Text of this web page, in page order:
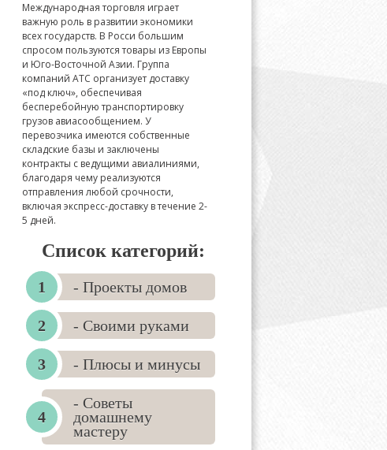
Международная торговля играет
важную роль в развитии экономики
всех государств. В Росси большим
спросом пользуются товары из Европы
и Юго-Восточной Азии. Группа
компаний АТС организует доставку
«под ключ», обеспечивая
бесперебойную транспортировку
грузов авиасообщением. У
перевозчика имеются собственные
складские базы и заключены
контракты с ведущими авиалиниями,
благодаря чему реализуются
отправления любой срочности,
включая экспресс-доставку в течение 2-
5 дней.
Список категорий:
- Проекты домов
- Своими руками
- Плюсы и минусы
- Советы
домашнему
мастеру